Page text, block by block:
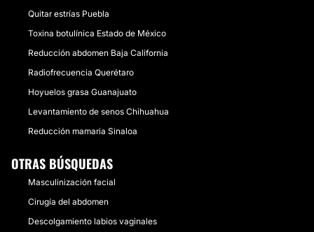
Quitar estrías Puebla
Toxina botulínica Estado de México
Reducción abdomen Baja California
Radiofrecuencia Querétaro
Hoyuelos grasa Guanajuato
Levantamiento de senos Chihuahua
Reducción mamaria Sinaloa
OTRAS BÚSQUEDAS
Masculinización facial
Cirugía del abdomen
Descolgamiento labios vaginales